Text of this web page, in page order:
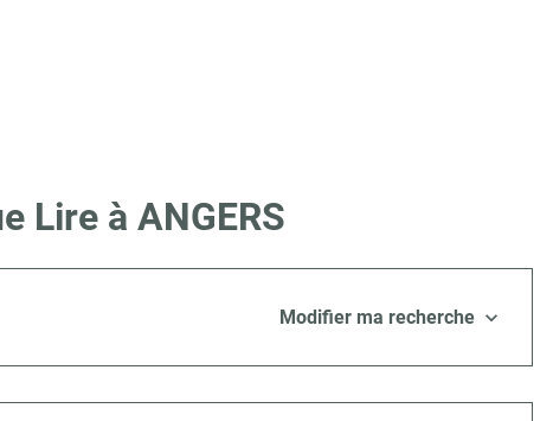
Lire à ANGERS
Modifier ma recherche